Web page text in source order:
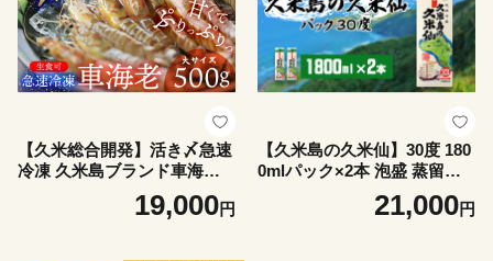
【久米総合開発】活き〆急速
冷凍 久米島ブランド車海老
大サイズ 500g 海の幸 海鮮
車えび クルマエビ くるまえ
19,000円
【久米島の久米仙】30度 180
0mlパック×2本 泡盛 蒸留酒
焼酎 アルコール 酒 酵母 発酵
米 黒麹 米麹 熟成 古酒 伝統
21,000円